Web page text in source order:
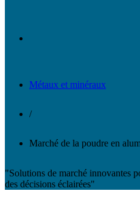
Métaux et minéraux
/
Marché de la poudre en
"Solutions de marché innovantes
des décisions éclairées"